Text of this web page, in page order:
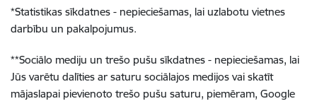
*Statistikas sīkdatnes - nepieciešamas, lai uzlabotu vietnes
darbību un pakalpojumus.
**Sociālo mediju un trešo pušu sīkdatnes - nepieciešamas, lai
Jūs varētu dalīties ar saturu sociālajos medijos vai skatīt
mājaslapai pievienoto trešo pušu saturu, piemēram, Google